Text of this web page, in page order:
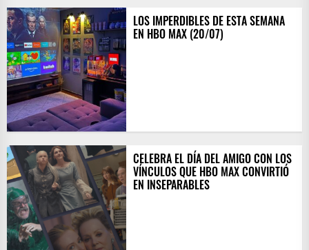
LOS IMPERDIBLES DE ESTA SEMANA
EN HBO MAX (20/07)
CELEBRA EL DÍA DEL AMIGO CON LOS
VÍNCULOS QUE HBO MAX CONVIRTIÓ
EN INSEPARABLES